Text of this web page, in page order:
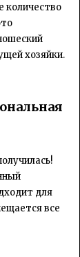
количество
хозяйки.
для
все